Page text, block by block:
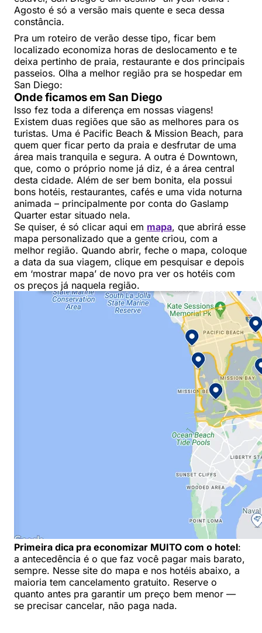
Agosto é só a versão mais quente e seca dessa
constância.
Pra um roteiro de verão desse tipo, ficar bem
localizado economiza horas de deslocamento e te
deixa pertinho de praia, restaurante e dos principais
passeios. Olha a melhor região pra se hospedar em
San Diego:
Onde ficamos em San Diego
Isso fez toda a diferença em nossas viagens!
Existem duas regiões que são as melhores para os
turistas. Uma é Pacific Beach & Mission Beach, para
quem quer ficar perto da praia e desfrutar de uma
área mais tranquila e segura. A outra é Downtown,
que, como o próprio nome já diz, é a área central
desta cidade. Além de ser bem bonita, ela possui
bons hotéis, restaurantes, cafés e uma vida noturna
animada – principalmente por conta do Gaslamp
Quarter estar situado nela.
Se quiser, é só clicar aqui em mapa, que abrirá esse
mapa personalizado que a gente criou, com a
melhor região. Quando abrir, feche o mapa, coloque
a data da sua viagem, clique em pesquisar e depois
em ‘mostrar mapa’ de novo pra ver os hotéis com
os preços já naquela região.
Primeira dica pra economizar MUITO com o hotel:
a antecedência é o que faz você pagar mais barato,
sempre. Nesse site do mapa e nos hotéis abaixo, a
maioria tem cancelamento gratuito. Reserve o
quanto antes pra garantir um preço bem menor —
se precisar cancelar, não paga nada.